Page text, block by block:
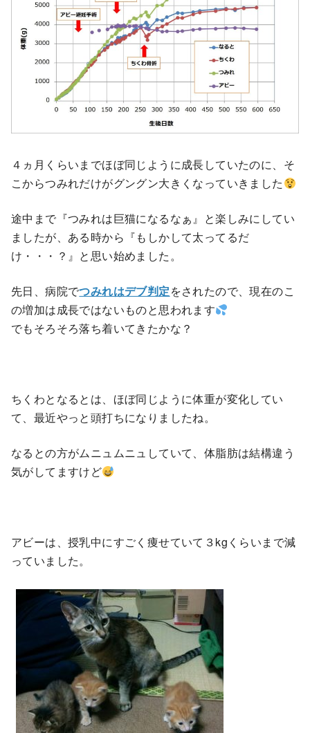
４ヵ月くらいまでほぼ同じように成長していたのに、そ
こからつみれだけがグングン大きくなっていきました
途中まで『つみれは巨猫になるなぁ』と楽しみにしてい
ましたが、ある時から『もしかして太ってるだ
け・・・？』と思い始めました。
先日、病院でつみれはデブ判定をされたので、現在のこ
の増加は成長ではないものと思われます
でもそろそろ落ち着いてきたかな？
ちくわとなるとは、ほぼ同じように体重が変化してい
て、最近やっと頭打ちになりましたね。
なるとの方がムニュムニュしていて、体脂肪は結構違う
気がしてますけど
アビーは、授乳中にすごく痩せていて３kgくらいまで減
っていました。